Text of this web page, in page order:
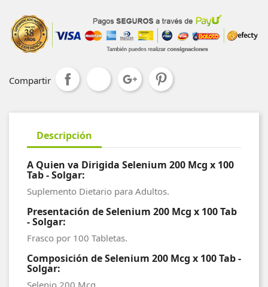
Compartir
Descripción
A Quien va Dirigida Selenium 200 Mcg x 100
Tab - Solgar:
Suplemento Dietario para Adultos.
Presentación de Selenium 200 Mcg x 100 Tab
- Solgar:
Frasco por 100 Tabletas.
Composición de Selenium 200 Mcg x 100 Tab -
Solgar: